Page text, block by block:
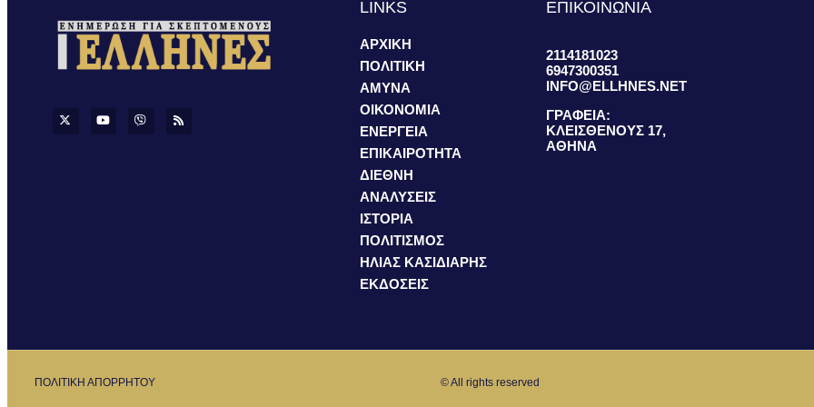
LINKS
ΑΡΧΙΚΗ
ΠΟΛΙΤΙΚΗ
ΑΜΥΝΑ
ΟΙΚΟΝΟΜΙΑ
ΕΝΕΡΓΕΙΑ
ΕΠΙΚΑΙΡΟΤΗΤΑ
ΔΙΕΘΝΗ
ΑΝΑΛΥΣΕΙΣ
ΙΣΤΟΡΙΑ
ΠΟΛΙΤΙΣΜΟΣ
ΗΛΙΑΣ ΚΑΣΙΔΙΑΡΗΣ
ΕΚΔΟΣΕΙΣ
ΕΠΙΚΟΙΝΩΝΙΑ
2114181023
6947300351
INFO@ELLHNES.NET
ΓΡΑΦΕΙΑ:
ΚΛΕΙΣΘΕΝΟΥΣ 17,
ΑΘΗΝΑ
ΠΟΛΙΤΙΚΗ ΑΠΟΡΡΗΤΟΥ © All rights reserved